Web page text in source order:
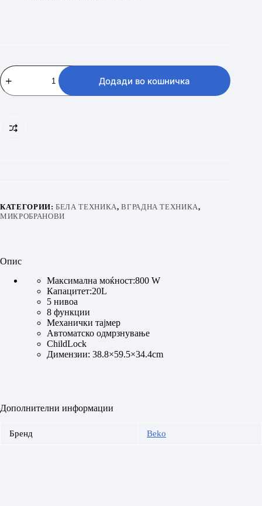
BEKO
BMOB
20202
Додади во кошничка
КАТЕГОРИИ:БЕЛА ТЕХНИКА,ВГРАДНА ТЕХНИКА,
МИКРОБРАНОВИ
Опис
Максимална моќност:800 W
Капацитет:20L
5 нивоа
8 функции
Механички тајмер
Автоматско одмрзнување
ChildLock
Димензии: 38.8×59.5×34.4cm
Дополнителни информации
Бренд Beko